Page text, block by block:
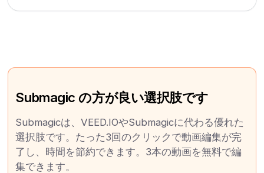
Submagic の方が良い選択肢です
Submagicは、VEED.IOやSubmagicに代わる優れた
選択肢です。たった3回のクリックで動画編集が完
了し、時間を節約できます。3本の動画を無料で編
集できます。